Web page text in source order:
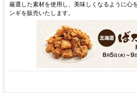
厳選した素材を使用し、美味しくなるように心
ンギを販売いたします。